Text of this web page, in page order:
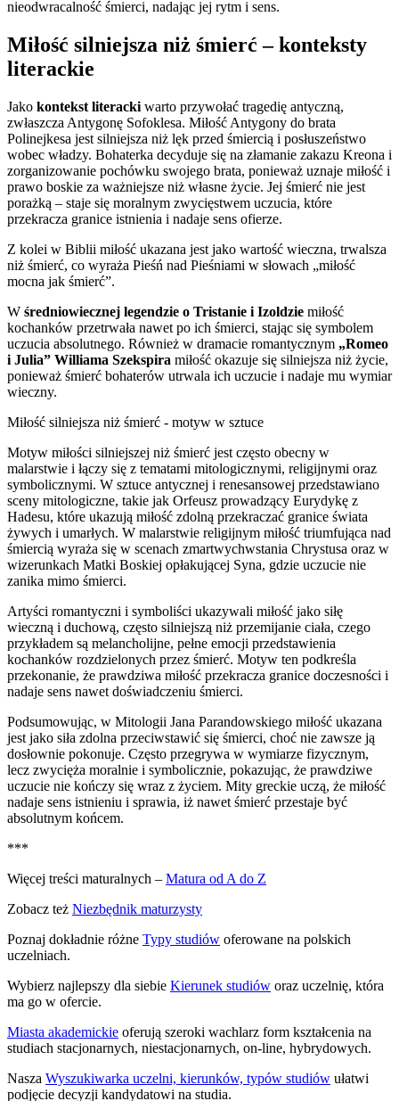
nieodwracalność śmierci, nadając jej rytm i sens.
Miłość silniejsza niż śmierć – konteksty
literackie
Jako kontekst literacki warto przywołać tragedię antyczną,
zwłaszcza Antygonę Sofoklesa. Miłość Antygony do brata
Polinejkesa jest silniejsza niż lęk przed śmiercią i posłuszeństwo
wobec władzy. Bohaterka decyduje się na złamanie zakazu Kreona i
zorganizowanie pochówku swojego brata, ponieważ uznaje miłość i
prawo boskie za ważniejsze niż własne życie. Jej śmierć nie jest
porażką – staje się moralnym zwycięstwem uczucia, które
przekracza granice istnienia i nadaje sens ofierze.
Z kolei w Biblii miłość ukazana jest jako wartość wieczna, trwalsza
niż śmierć, co wyraża Pieśń nad Pieśniami w słowach „miłość
mocna jak śmierć”.
W średniowiecznej legendzie o Tristanie i Izoldzie miłość
kochanków przetrwała nawet po ich śmierci, stając się symbolem
uczucia absolutnego. Również w dramacie romantycznym „Romeo
i Julia” Williama Szekspira miłość okazuje się silniejsza niż życie,
ponieważ śmierć bohaterów utrwala ich uczucie i nadaje mu wymiar
wieczny.
Miłość silniejsza niż śmierć - motyw w sztuce
Motyw miłości silniejszej niż śmierć jest często obecny w
malarstwie i łączy się z tematami mitologicznymi, religijnymi oraz
symbolicznymi. W sztuce antycznej i renesansowej przedstawiano
sceny mitologiczne, takie jak Orfeusz prowadzący Eurydykę z
Hadesu, które ukazują miłość zdolną przekraczać granice świata
żywych i umarłych. W malarstwie religijnym miłość triumfująca nad
śmiercią wyraża się w scenach zmartwychwstania Chrystusa oraz w
wizerunkach Matki Boskiej opłakującej Syna, gdzie uczucie nie
zanika mimo śmierci.
Artyści romantyczni i symboliści ukazywali miłość jako siłę
wieczną i duchową, często silniejszą niż przemijanie ciała, czego
przykładem są melancholijne, pełne emocji przedstawienia
kochanków rozdzielonych przez śmierć. Motyw ten podkreśla
przekonanie, że prawdziwa miłość przekracza granice doczesności i
nadaje sens nawet doświadczeniu śmierci.
Podsumowując, w Mitologii Jana Parandowskiego miłość ukazana
jest jako siła zdolna przeciwstawić się śmierci, choć nie zawsze ją
dosłownie pokonuje. Często przegrywa w wymiarze fizycznym,
lecz zwycięża moralnie i symbolicznie, pokazując, że prawdziwe
uczucie nie kończy się wraz z życiem. Mity greckie uczą, że miłość
nadaje sens istnieniu i sprawia, iż nawet śmierć przestaje być
absolutnym końcem.
***
Więcej treści maturalnych – Matura od A do Z
Zobacz też Niezbędnik maturzysty
Poznaj dokładnie różne Typy studiów oferowane na polskich
uczelniach.
Wybierz najlepszy dla siebie Kierunek studiów oraz uczelnię, która
ma go w ofercie.
Miasta akademickie oferują szeroki wachlarz form kształcenia na
studiach stacjonarnych, niestacjonarnych, on-line, hybrydowych.
Nasza Wyszukiwarka uczelni, kierunków, typów studiów ułatwi
podjęcie decyzji kandydatowi na studia.